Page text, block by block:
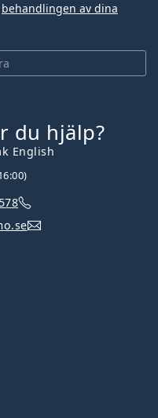
behandlingen av dina
du hjälp?
English